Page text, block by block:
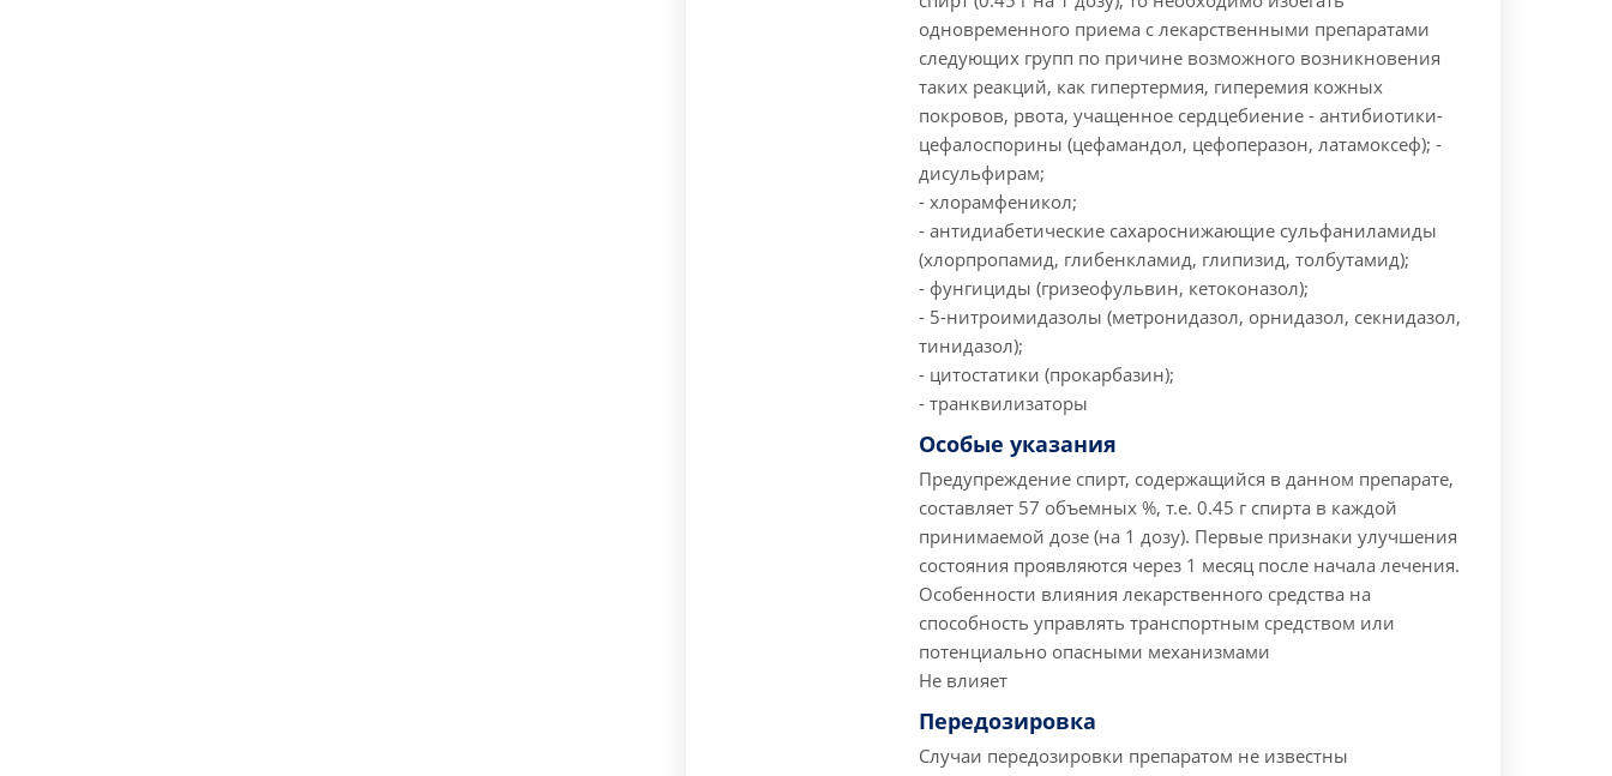
одновременного приема с лекарственными препаратами
следующих групп по причине возможного возникновения
таких реакций, как гипертермия, гиперемия кожных
покровов, рвота, учащенное сердцебиение- антибиотики-
цефалоспорины (цефамандол, цефоперазон, латамоксеф); -
дисульфирам;
- хлорамфеникол;
- антидиабетические сахароснижающие сульфаниламиды
(хлорпропамид, глибенкламид, глипизид, толбутамид);
- фунгициды (гризеофульвин, кетоконазол);
- 5-нитроимидазолы (метронидазол, орнидазол, секнидазол,
тинидазол);
- цитостатики (прокарбазин);
- транквилизаторы
Особые указания
Предупреждение спирт, содержащийся в данном препарате,
составляет 57 объемных %, т.е. 0.45 г спирта в каждой
принимаемой дозе (на 1 дозу). Первые признаки улучшения
состояния проявляются через 1 месяц после начала лечения.
Особенности влияния лекарственного средства на
способность управлять транспортным средством или
потенциально опасными механизмами
Не влияет
Передозировка
Случаи передозировки препаратом не известны